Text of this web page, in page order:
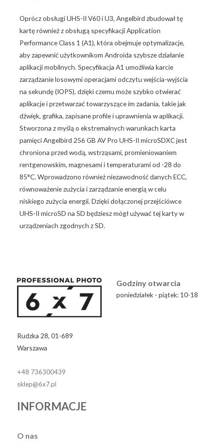
Oprócz obsługi UHS-II V60 i U3, Angelbird zbudował tę
kartę również z obsługą specyfikacji Application
Performance Class 1 (A1), która obejmuje optymalizacje,
aby zapewnić użytkownikom Androida szybsze działanie
aplikacji mobilnych. Specyfikacja A1 umożliwia karcie
zarządzanie losowymi operacjami odczytu wejścia-wyjścia
na sekundę (IOPS), dzięki czemu może szybko otwierać
aplikacje i przetwarzać towarzyszące im zadania, takie jak
dźwięk, grafika, zapisane profile i uprawnienia w aplikacji.
Stworzona z myślą o ekstremalnych warunkach karta
pamięci Angelbird 256 GB AV Pro UHS-II microSDXC jest
chroniona przed wodą, wstrząsami, promieniowaniem
rentgenowskim, magnesami i temperaturami od -28 do
85°C. Wprowadzono również niezawodność danych ECC,
równoważenie zużycia i zarządzanie energią w celu
niskiego zużycia energii. Dzięki dołączonej przejściówce
UHS-II microSD na SD będziesz mógł używać tej karty w
urządzeniach zgodnych z SD.
Rudzka 28, 01-689
Warszawa
+48 736300439
sklep@6x7.pl
Godziny otwarcia
poniedziałek - piątek: 10-18
INFORMACJE
O nas